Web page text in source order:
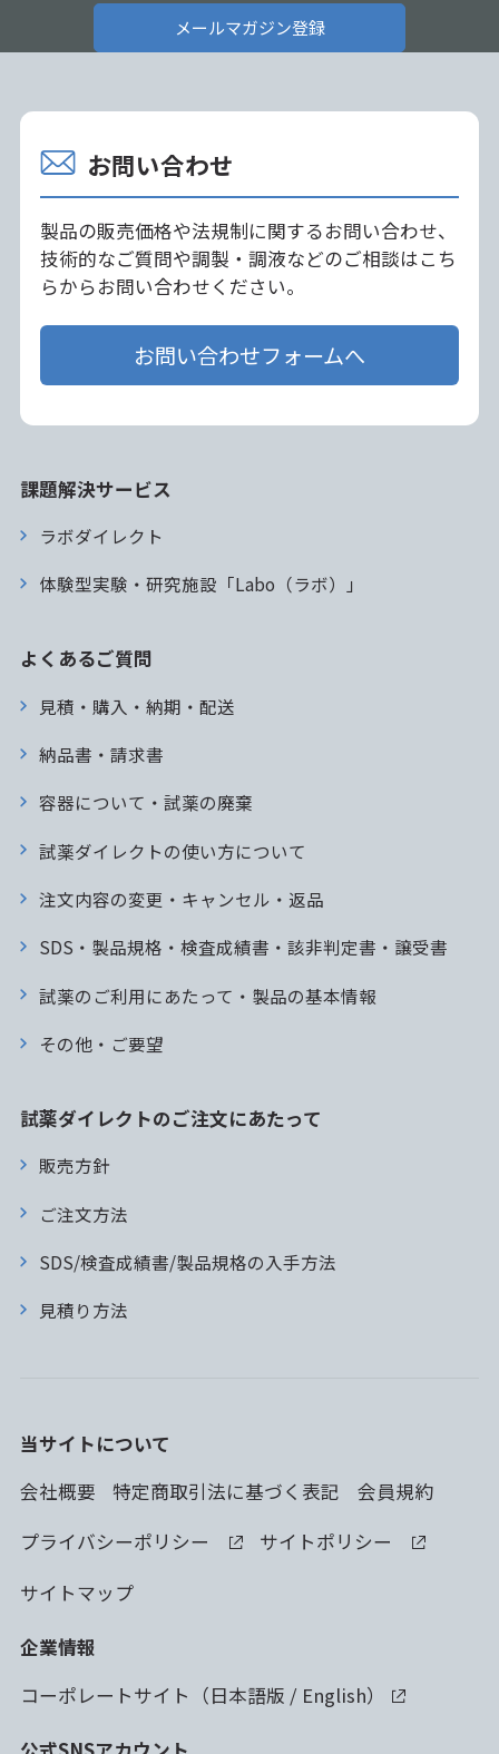
メールマガジン登録
お問い合わせ
製品の販売価格や法規制に関するお問い合わせ、
技術的なご質問や調製・調液などのご相談はこち
らからお問い合わせください。
お問い合わせフォームへ
課題解決サービス
ラボダイレクト
体験型実験・研究施設「Labo（ラボ）」
よくあるご質問
見積・購入・納期・配送
納品書・請求書
容器について・試薬の廃棄
試薬ダイレクトの使い方について
注文内容の変更・キャンセル・返品
SDS・製品規格・検査成績書・該非判定書・譲受書
試薬のご利用にあたって・製品の基本情報
その他・ご要望
試薬ダイレクトのご注文にあたって
販売方針
ご注文方法
SDS/検査成績書/製品規格の入手方法
見積り方法
当サイトについて
会社概要
特定商取引法に基づく表記
会員規約
プライバシーポリシー
サイトポリシー
サイトマップ
企業情報
コーポレートサイト（日本語版 / English）